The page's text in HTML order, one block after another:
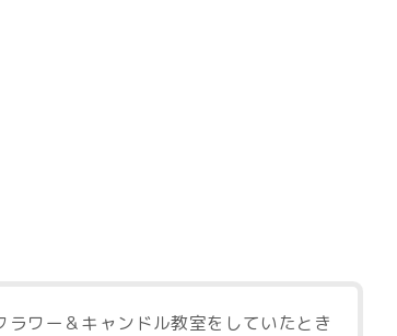
ワー＆キャンドル教室をしていたとき